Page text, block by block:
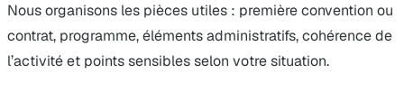
Nous organisons les pièces utiles : première convention ou
contrat, programme, éléments administratifs, cohérence de
l’activité et points sensibles selon votre situation.